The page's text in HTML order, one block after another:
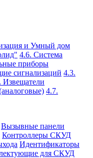
и Умный дом
4.6. Система
приборы
сигнализаций 4.3.
Извещатели
4.7.
Вызывные панели
Контроллеры СКУД
Идентификаторы
для СКУД